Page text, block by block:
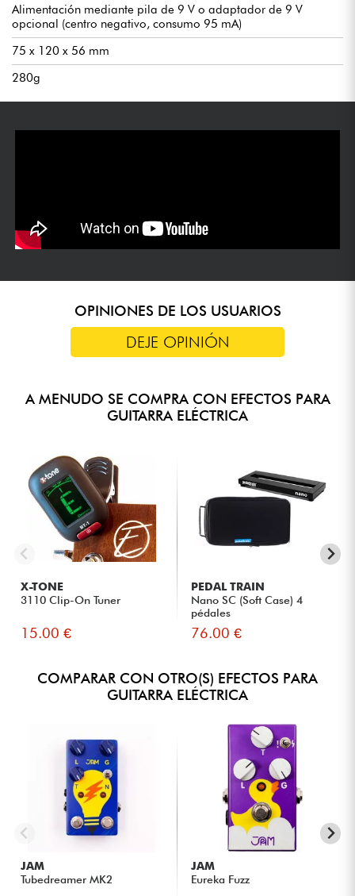
Alimentación mediante pila de 9 V o adaptador de 9 V
opcional (centro negativo, consumo 95 mA)
75 x 120 x 56 mm
280g
OPINIONES DE LOS USUARIOS
DEJE OPINIÓN
A MENUDO SE COMPRA CON EFECTOS PARA
GUITARRA ELÉCTRICA
X-TONE
3110 Clip-On Tuner
15.00 €
PEDAL TRAIN
Nano SC (Soft Case) 4
pédales
76.00 €
COMPARAR CON OTRO(S) EFECTOS PARA
GUITARRA ELÉCTRICA
JAM
Tubedreamer MK2
JAM
Eureka Fuzz